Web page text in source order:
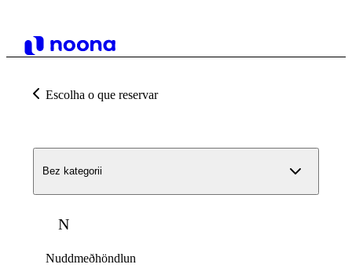
Escolha o que reservar
Bez kategorii
N
Nuddmeðhöndlun